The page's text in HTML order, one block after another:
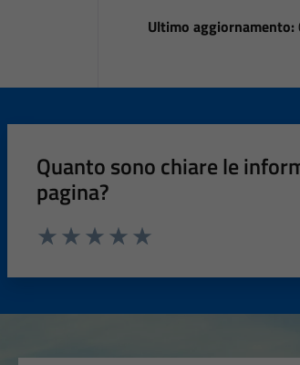
Ultimo aggiornamento:
Quanto sono chiare le
pagina?